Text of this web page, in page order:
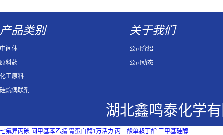
产品类别
中间体
原料药
化工原料
硅烷偶联剂
关于我们
公司介绍
公司动态
湖北鑫鸣泰化学
七氟异丙碘 间甲基苯乙腈 胃蛋白酶1万活力 丙二酸单叔丁酯 三甲基硅醇